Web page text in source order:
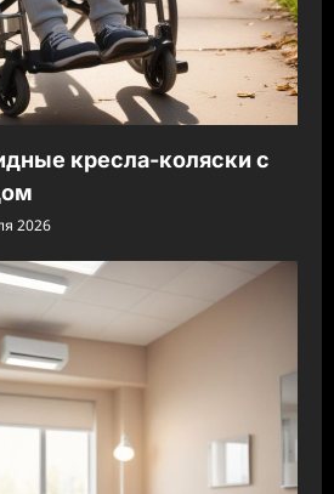
кресла-коляски с
2026